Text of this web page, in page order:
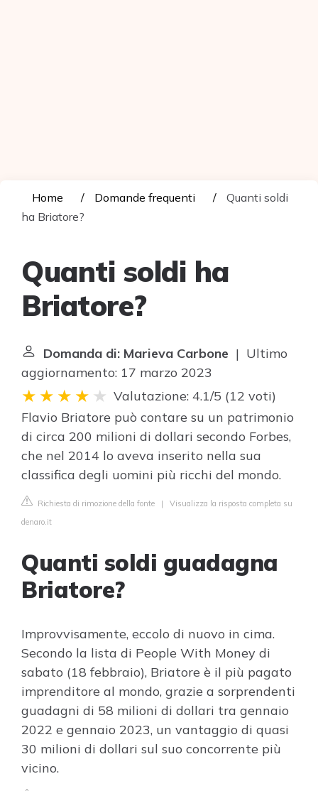
Home Domande frequenti
Quanti soldi
ha Briatore?
Quanti soldi ha
Briatore?
Domanda di: Marieva Carbone | Ultimo
aggiornamento: 17 marzo 2023
Valutazione: 4.1/5 (12 voti)
Flavio Briatore può contare su un patrimonio
di circa 200 milioni di dollari secondo Forbes,
che nel 2014 lo aveva inserito nella sua
classifica degli uomini più ricchi del mondo.
Richiesta di rimozione della fonte | Visualizza la risposta completa su
denaro.it
Quanti soldi guadagna
Briatore?
Improvvisamente, eccolo di nuovo in cima.
Secondo la lista di People With Money di
sabato (18 febbraio), Briatore è il più pagato
imprenditore al mondo, grazie a sorprendenti
guadagni di 58 milioni di dollari tra gennaio
2022 e gennaio 2023, un vantaggio di quasi
30 milioni di dollari sul suo concorrente più
vicino.